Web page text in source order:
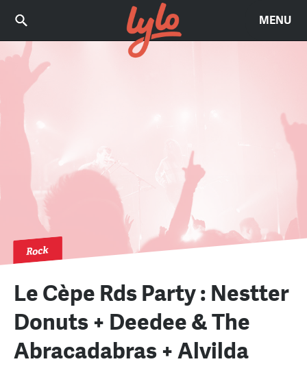
MENU
Rock
Le Cèpe Rds Party : Nestter
Donuts + Deedee & The
Abracadabras + Alvilda